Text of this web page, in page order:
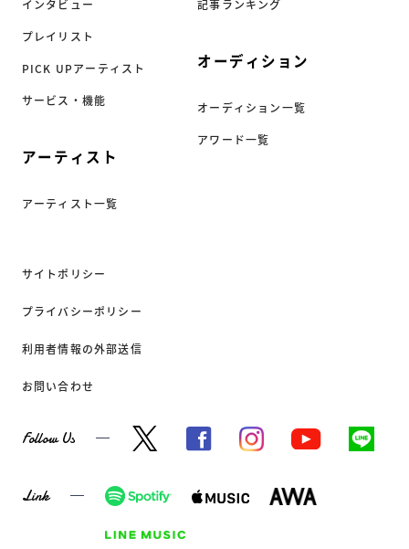
インタビュー
プレイリスト
PICK UPアーティスト
サービス・機能
アーティスト
アーティスト一覧
記事ランキング
オーディション
オーディション一覧
アワード一覧
サイトポリシー
プライバシーポリシー
利用者情報の外部送信
お問い合わせ
Follow Us
Link